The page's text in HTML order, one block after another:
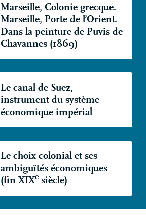
Marseille, Colonie grecque.
Marseille, Porte de l’Orient.
Dans la peinture de Puvis de
Chavannes (1869)
Le canal de Suez,
instrument du système
économique impérial
Le choix colonial et ses
ambiguïtés économiques
(finXIXesiècle)